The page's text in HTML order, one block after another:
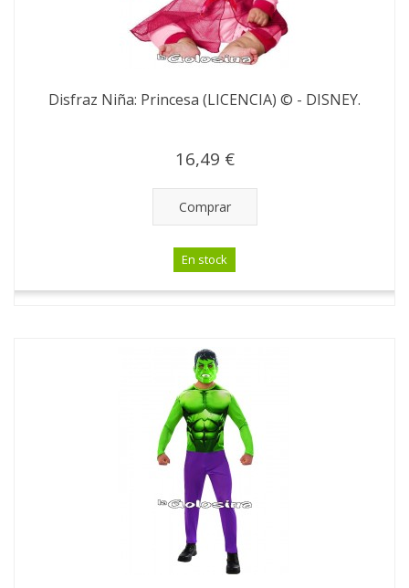
Disfraz Niña: Princesa (LICENCIA) © - DISNEY.
16,49 €
Comprar
En stock